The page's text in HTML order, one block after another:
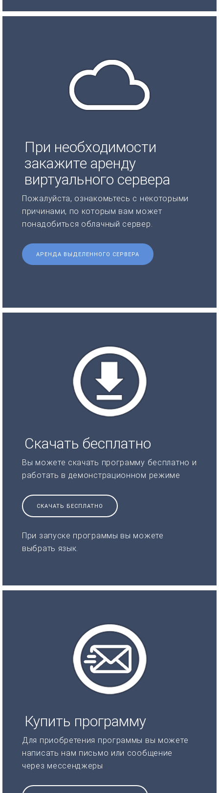
При необходимости
закажите аренду
виртуального сервера
Пожалуйста, ознакомьтесь с некоторыми
причинами, по которым вам может
понадобиться облачный сервер.
АРЕНДА ВЫДЕЛЕННОГО СЕРВЕРА
Скачать бесплатно
Вы можете скачать программу бесплатно и
работать в демонстрационном режиме
СКАЧАТЬ БЕСПЛАТНО
При запуске программы вы можете
выбрать язык.
Купить программу
Для приобретения программы вы можете
написать нам письмо или сообщение
через мессенджеры